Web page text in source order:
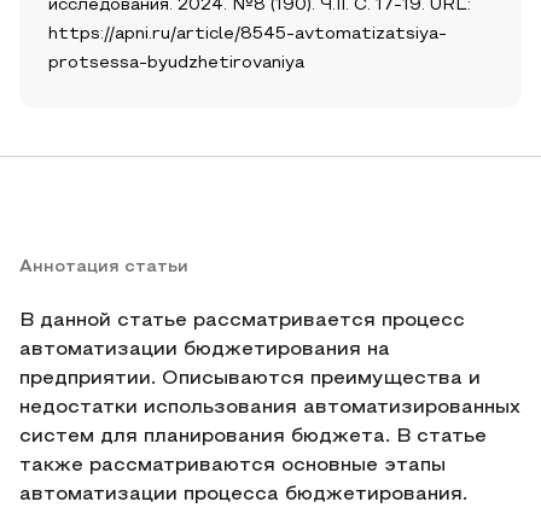
исследования. 2024. №8 (190). Ч.II. С. 17-19. URL:
https://apni.ru/article/8545-avtomatizatsiya-
protsessa-byudzhetirovaniya
Аннотация статьи
В данной статье рассматривается процесс
автоматизации бюджетирования на
предприятии. Описываются преимущества и
недостатки использования автоматизированных
систем для планирования бюджета. В статье
также рассматриваются основные этапы
автоматизации процесса бюджетирования.